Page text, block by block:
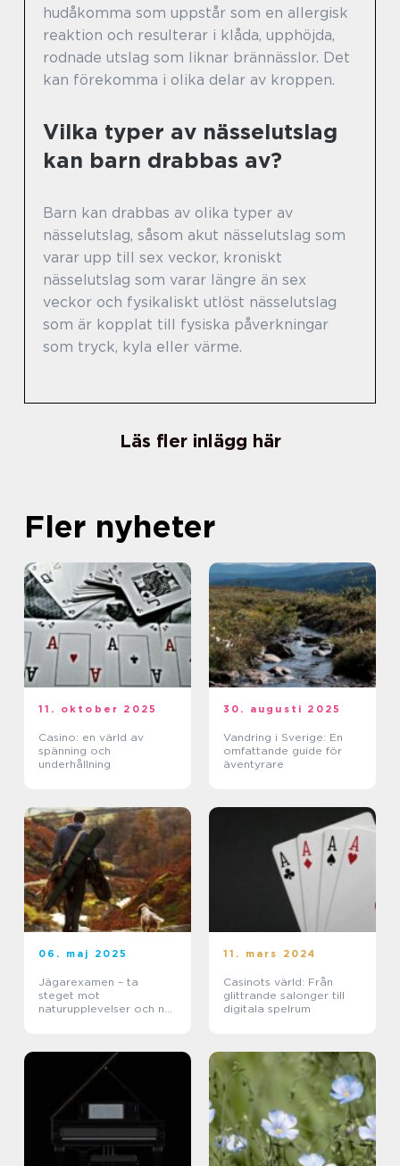
hudåkomma som uppstår som en allergisk
reaktion och resulterar i klåda, upphöjda,
rodnade utslag som liknar brännässlor. Det
kan förekomma i olika delar av kroppen.
Vilka typer av nässelutslag
kan barn drabbas av?
Barn kan drabbas av olika typer av
nässelutslag, såsom akut nässelutslag som
varar upp till sex veckor, kroniskt
nässelutslag som varar längre än sex
veckor och fysikaliskt utlöst nässelutslag
som är kopplat till fysiska påverkningar
som tryck, kyla eller värme.
Läs fler inlägg här
Fler nyheter
11. oktober 2025
Casino: en värld av
spänning och
underhållning
30. augusti 2025
Vandring i Sverige: En
omfattande guide för
äventyrare
06. maj 2025
Jägarexamen – ta
steget mot
naturupplevelser och ny
11. mars 2024
Casinots värld: Från
glittrande salonger till
digitala spelrum